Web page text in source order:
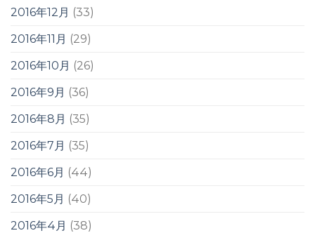
2016年12月 (33)
2016年11月 (29)
2016年10月 (26)
2016年9月 (36)
2016年8月 (35)
2016年7月 (35)
2016年6月 (44)
2016年5月 (40)
2016年4月 (38)